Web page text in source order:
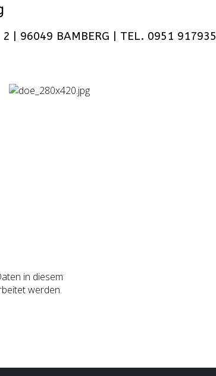
2 | 96049 BAMBERG | TEL. 0951 917935
in diesem
werden.